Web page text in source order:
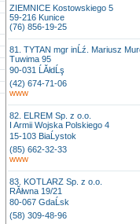
ZIEMNICE Kostowskiego 5
59-216 Kunice
(76) 856-19-25
81. TYTAN mgr inĹź. Mariusz
Tuwima 95
90-031 ĹĂłdĹş
(42) 674-71-06
www
82. ELREM Sp. z o.o.
I Armii Wojska Polskiego 4
15-103 BiaĹystok
(85) 662-32-33
www
83. KOTLARZ Sp. z o.o.
RĂłwna 19/21
80-067 GdaĹsk
(58) 309-48-96